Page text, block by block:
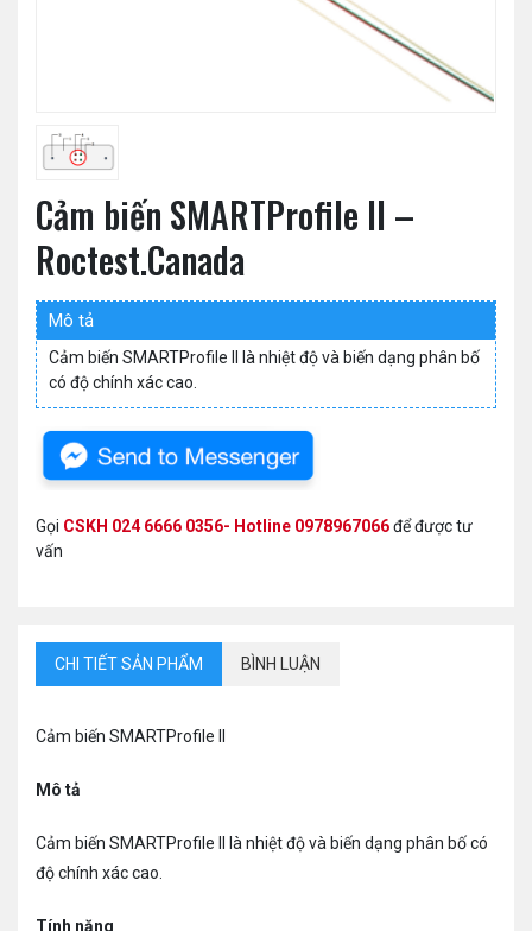
Cảm biến SMARTProfile II –
Roctest.Canada
Mô tả
Cảm biến SMARTProfile II là nhiệt độ và biến dạng phân bố
có độ chính xác cao.
Gọi CSKH 024 6666 0356- Hotline 0978967066để được tư
vấn
CHI TIẾT SẢN PHẨM BÌNH LUẬN
Cảm biến SMARTProfile II
Mô tả
Cảm biến SMARTProfile II là nhiệt độ và biến dạng phân bố có
độ chính xác cao.
Tính năng